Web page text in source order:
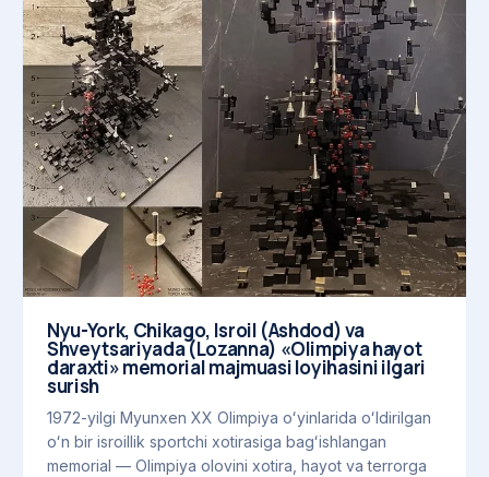
Nyu-York, Chikago, Isroil (Ashdod) va
Shveytsariyada (Lozanna) «Olimpiya hayot
daraxti» memorial majmuasi loyihasini ilgari
surish
1972-yilgi Myunxen XX Olimpiya oʻyinlarida oʻldirilgan
oʻn bir isroillik sportchi xotirasiga bagʻishlangan
memorial — Olimpiya olovini xotira, hayot va terrorga